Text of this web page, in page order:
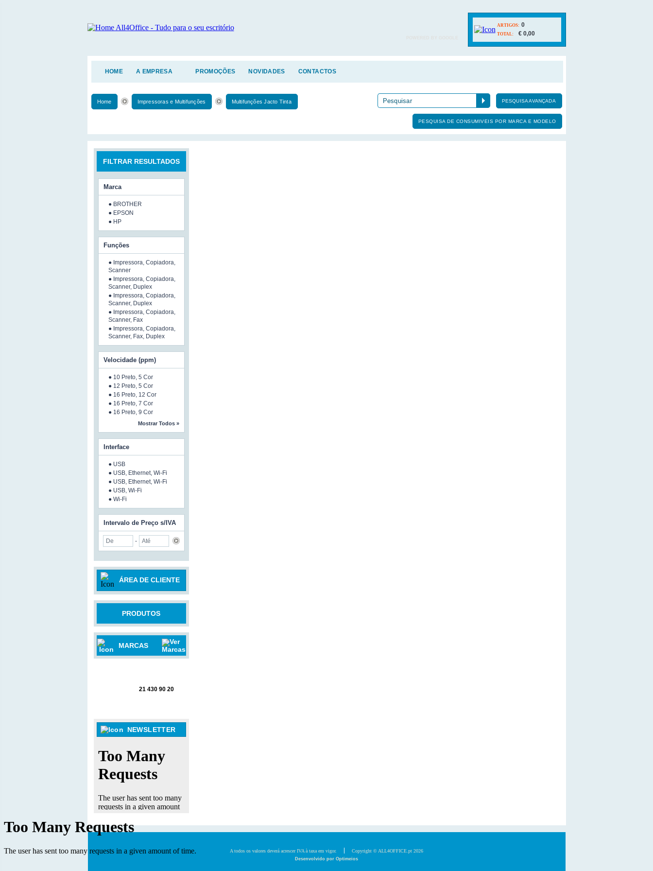
ARTIGOS: 0
TOTAL: € 0,00
HOME A EMPRESA PROMOÇÕES NOVIDADES CONTACTOS
Home Impressoras e Multifunções Multifunções Jacto Tinta PESQUISA AVANÇADA
PESQUISA DE CONSUMIVEIS POR MARCA E MODELO
FILTRAR RESULTADOS
Marca
● BROTHER
● EPSON
● HP
Funções
● Impressora, Copiadora,
Scanner
● Impressora, Copiadora,
Scanner, Duplex
● Impressora, Copiadora,
Scanner, Duplex
● Impressora, Copiadora,
Scanner, Fax
● Impressora, Copiadora,
Scanner, Fax, Duplex
Velocidade (ppm)
● 10 Preto, 5 Cor
● 12 Preto, 5 Cor
● 16 Preto, 12 Cor
● 16 Preto, 7 Cor
● 16 Preto, 9 Cor
Mostrar Todos »
Interface
● USB
● USB, Ethernet, Wi-Fi
● USB, Ethernet, Wi-Fi
● USB, Wi-Fi
● Wi-Fi
Intervalo de Preço s/IVA
-
ÁREA DE CLIENTE
PRODUTOS
MARCAS
21 430 90 20
NEWSLETTER
A todos os valores deverá acrescer IVA à taxa em vigor. Copyright © ALL4OFFICE.pt 2026
Desenvolvido por Optimeios